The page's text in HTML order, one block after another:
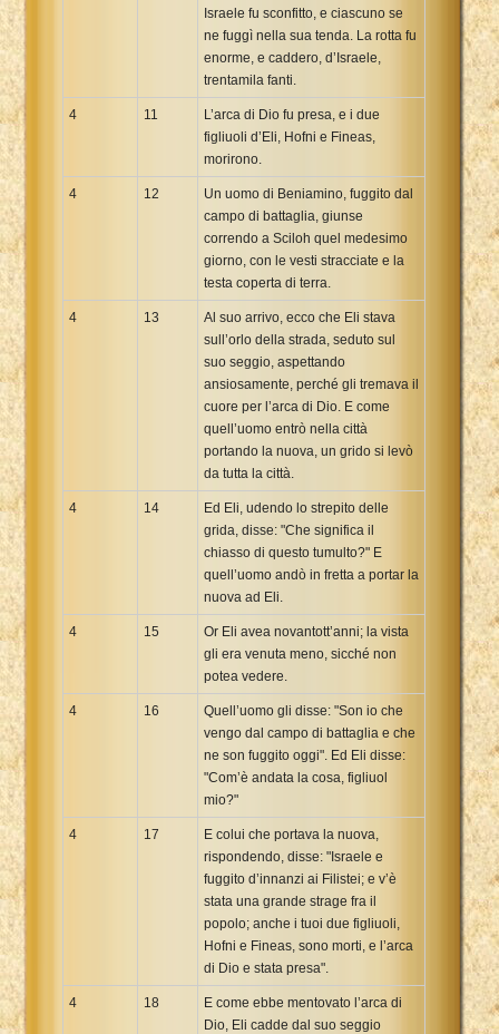
Israele fu sconfitto, e ciascuno se
ne fuggì nella sua tenda. La rotta fu
enorme, e caddero, d’Israele,
trentamila fanti.
4 11
L’arca di Dio fu presa, e i due
figliuoli d’Eli, Hofni e Fineas,
morirono.
4 12
Un uomo di Beniamino, fuggito dal
campo di battaglia, giunse
correndo a Sciloh quel medesimo
giorno, con le vesti stracciate e la
testa coperta di terra.
4 13
Al suo arrivo, ecco che Eli stava
sull’orlo della strada, seduto sul
suo seggio, aspettando
ansiosamente, perché gli tremava il
cuore per l’arca di Dio. E come
quell’uomo entrò nella città
portando la nuova, un grido si levò
da tutta la città.
4 14
Ed Eli, udendo lo strepito delle
grida, disse: "Che significa il
chiasso di questo tumulto?" E
quell’uomo andò in fretta a portar la
nuova ad Eli.
4 15
Or Eli avea novantott’anni; la vista
gli era venuta meno, sicché non
potea vedere.
4 16
Quell’uomo gli disse: "Son io che
vengo dal campo di battaglia e che
ne son fuggito oggi". Ed Eli disse:
"Com’è andata la cosa, figliuol
mio?"
4 17
E colui che portava la nuova,
rispondendo, disse: "Israele e
fuggito d’innanzi ai Filistei; e v’è
stata una grande strage fra il
popolo; anche i tuoi due figliuoli,
Hofni e Fineas, sono morti, e l’arca
di Dio e stata presa".
4 18
E come ebbe mentovato l’arca di
Dio, Eli cadde dal suo seggio